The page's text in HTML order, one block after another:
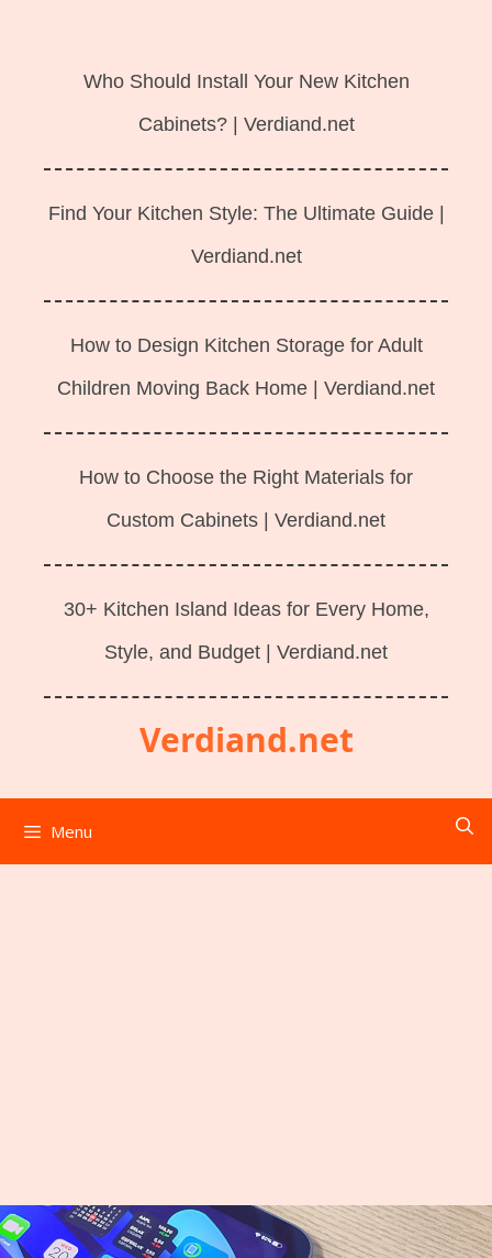
Who Should Install Your New Kitchen
Cabinets? | Verdiand.net
Find Your Kitchen Style: The Ultimate Guide |
Verdiand.net
How to Design Kitchen Storage for Adult
Children Moving Back Home | Verdiand.net
How to Choose the Right Materials for
Custom Cabinets | Verdiand.net
30+ Kitchen Island Ideas for Every Home,
Style, and Budget | Verdiand.net
Verdiand.net
Menu